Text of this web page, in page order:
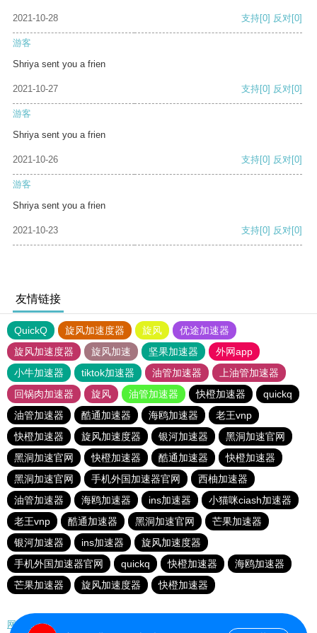
2021-10-28 支持[0] 反对[0]
游客
Shriya sent you a frien
2021-10-27 支持[0] 反对[0]
游客
Shriya sent you a frien
2021-10-26 支持[0] 反对[0]
游客
Shriya sent you a frien
2021-10-23 支持[0] 反对[0]
友情链接
QuickQ 旋风加速度器 旋风
优途加速器
旋风加速度器
旋风加速 坚果加速器
外网app
小牛加速器
tiktok加速器 油管加速器
上油管加速器
回锅肉加速器
旋风 油管加速器 快橙加速器
quickq
油管加速器
酷通加速器 海鸥加速器
老王vnp
快橙加速器
旋风加速度器 银河加速器
黑洞加速官网
黑洞加速官网
快橙加速器 酷通加速器
快橙加速器
黑洞加速官网
手机外国加速器官网
西柚加速器
油管加速器
海鸥加速器 ins加速器
小猫咪ciash加速器
老王vnp
酷通加速器 黑洞加速官网
芒果加速器
银河加速器
ins加速器
旋风加速度器
手机外国加速器官网
quickq 快橙加速器
海鸥加速器
芒果加速器
旋风加速度器 快橙加速器
网站地图